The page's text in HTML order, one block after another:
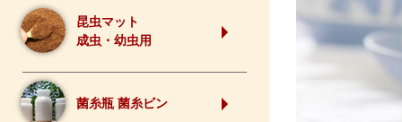
昆虫マット
成虫・幼虫用
菌糸瓶 菌糸ビン